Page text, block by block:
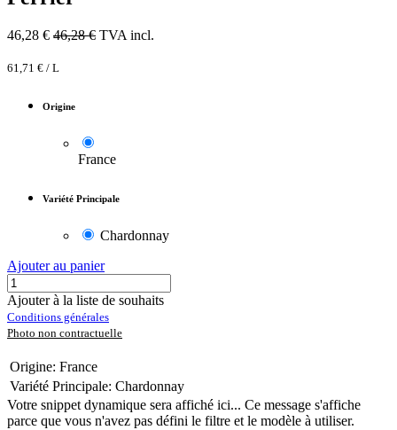
46,28 € 46,28€ TVA incl.
61,71 € / L
Origine
France
Variété Principale
Chardonnay
Ajouter au panier
Ajouter à la liste de souhaits
Conditions générales
Photo non contractuelle
Origine: France
Variété Principale: Chardonnay
Votre snippet dynamique sera affiché ici... Ce message s'affiche
parce que vous n'avez pas défini le filtre et le modèle à utiliser.